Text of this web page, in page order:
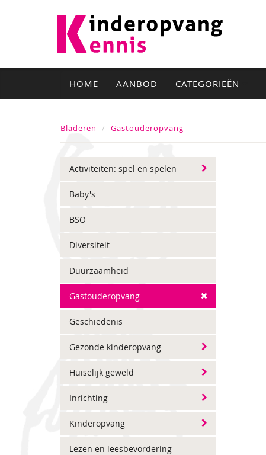
HOME AANBOD CATEGORIEËN
Bladeren Gastouderopvang
Activiteiten: spel en spelen
Baby's
BSO
Diversiteit
Duurzaamheid
Gastouderopvang
Geschiedenis
Gezonde kinderopvang
Huiselijk geweld
Inrichting
Kinderopvang
Lezen en leesbevordering